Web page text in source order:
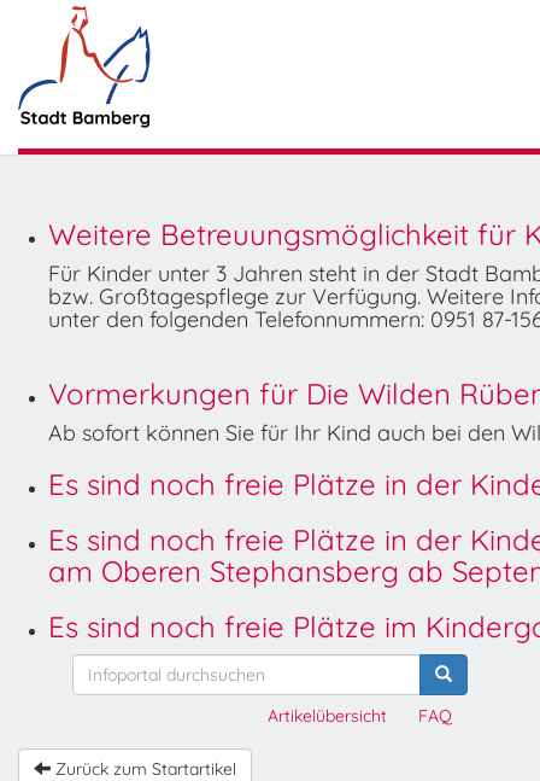
Weitere Betreuungsmöglichkeit für
Für Kinder unter 3 Jahren steht in der Stadt
bzw. Großtagespflege zur Verfügung. Weitere
unter den folgenden Telefonnummern: 0951 87-
Vormerkungen für Die Wilden
Ab sofort können Sie für Ihr Kind auch bei den
Es sind noch freie Plätze in der
Es sind noch freie Plätze in der
am Oberen Stephansberg ab
Es sind noch freie Plätze im
FAQ
Artikelübersicht
Zurück zum Startartikel